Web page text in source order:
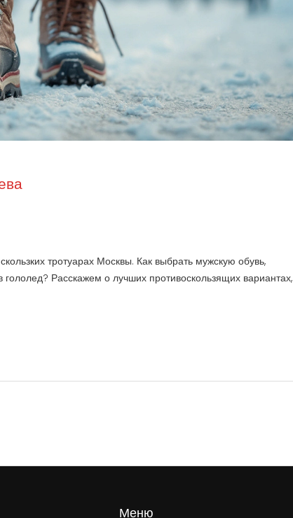
тротуарах Москвы. Как выбрать мужскую обувь,
гололед? Расскажем о лучших противоскользящих вариантах,
Меню